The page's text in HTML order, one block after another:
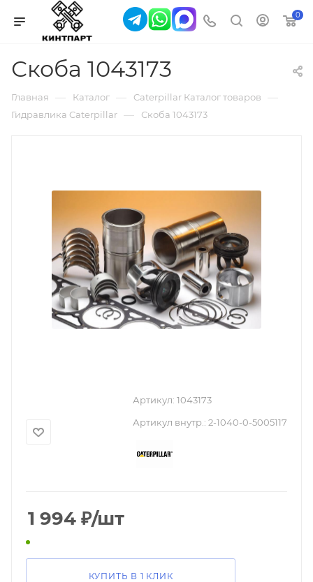
0
Скоба 1043173
Главная — Каталог — Caterpillar Каталог товаров —
Гидравлика Caterpillar — Скоба 1043173
Артикул: 1043173
Артикул внутр.: 2-1040-0-5005117
1 994 ₽/шт
КУПИТЬ В 1 КЛИК